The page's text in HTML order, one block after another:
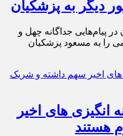
جهان در پیام‌هایی جداگانه چهل و
را به مسعود پزشکیان
انگیزی های اخیر
هستند